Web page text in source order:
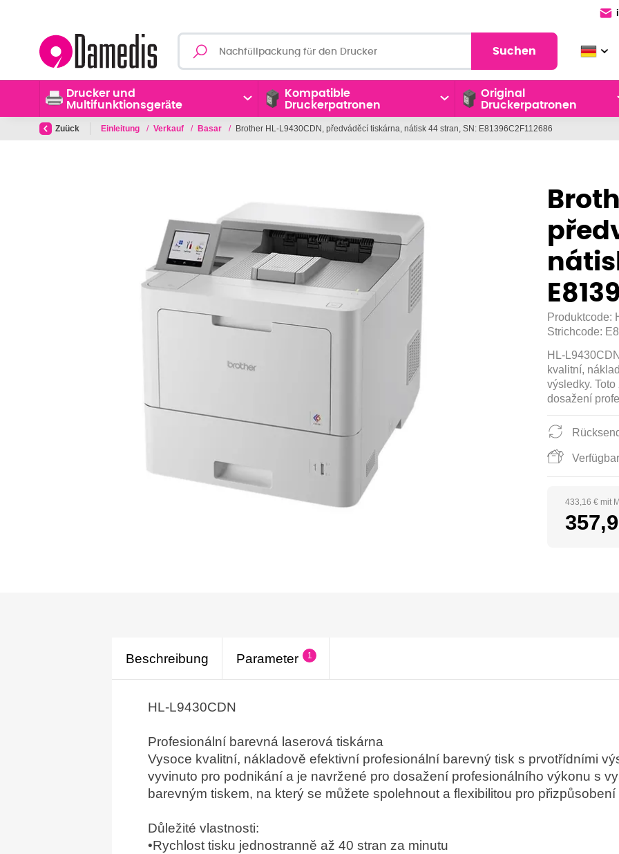
Suchen
Drucker und
Multifunktionsgeräte
Kompatible
Druckerpatronen
Original
Druckerpatronen
Zuück Einleitung / Verkauf / Basar / Brother HL-L9430CDN, předváděcí tiskárna, nátisk 44 stran, SN: E81396C2F112686
Produktcode:
Strichcode:
HL-
kvalitní,
výsledky.
dosažení
433,16 € mit
Beschreibung Parameter 1
HL-L9430CDN
Profesionální barevná laserová tiskárna
Vysoce kvalitní, nákladově efektivní profesionální barevný tisk s prvotřídními
vyvinuto pro podnikání a je navržené pro dosažení profesionálního výkonu s
barevným tiskem, na který se můžete spolehnout a flexibilitou pro
Důležité vlastnosti:
•Rychlost tisku jednostranně až 40 stran za minutu